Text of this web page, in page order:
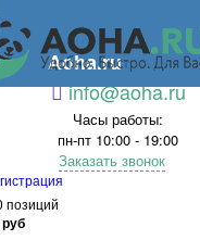
Aoha.ru
info@aoha.ru
Часы работы:
пн-пт 10:00 - 19:00
Заказать звонок
позиций